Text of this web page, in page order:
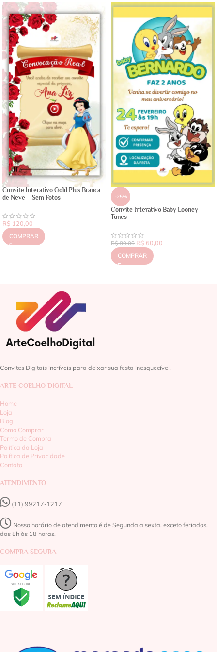
Convite Interativo Gold Plus Branca
de Neve – Sem Fotos
R$ 120,00
COMPRAR
-25%
Convite Interativo Baby Looney
Tunes
R$80,00 R$ 60,00
COMPRAR
Convites Digitais incríveis para deixar sua festa inesquecível.
ARTE COELHO DIGITAL
Home
Loja
Blog
Como Comprar
Termo de Compra
Política da Loja
Política de Privacidade
Contato
ATENDIMENTO
(11) 99217-1217‬
Nosso horário de atendimento é de Segunda a sexta, exceto feriados,
das 8h às 18 horas.
COMPRA SEGURA